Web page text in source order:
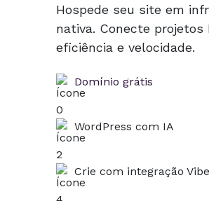
Hospede seu site em
nativa. Conecte
eficiência e velocidade.
Domínio grátis
WordPress com IA
Crie com integração